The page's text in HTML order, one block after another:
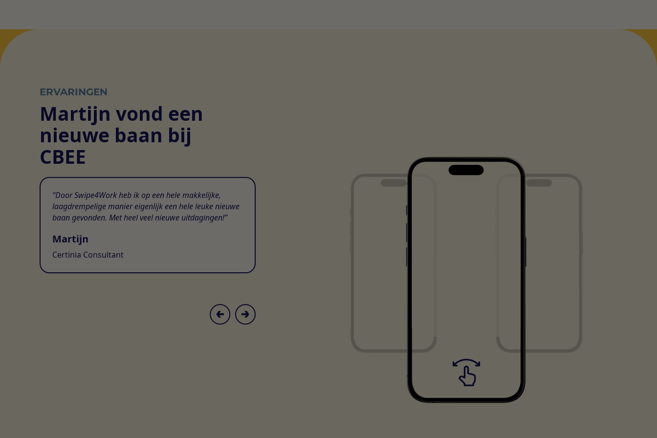
ERVARINGEN
Martijn vond een
nieuwe baan bij
CBEE
Door Swipe4Work heb ik op een hele makkelijke,
laagdrempelige manier eigenlijk een hele leuke nieuwe
baan gevonden. Met heel veel nieuwe uitdagingen!
Martijn
Certinia Consultant